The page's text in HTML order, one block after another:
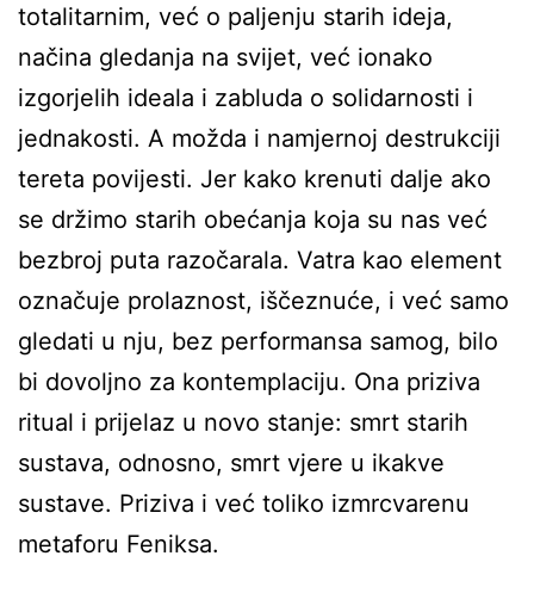
totalitarnim, već o paljenju starih ideja,
načina gledanja na svijet, već ionako
izgorjelih ideala i zabluda o solidarnosti i
jednakosti. A možda i namjernoj destrukciji
tereta povijesti. Jer kako krenuti dalje ako
se držimo starih obećanja koja su nas već
bezbroj puta razočarala. Vatra kao element
označuje prolaznost, iščeznuće, i već samo
gledati u nju, bez performansa samog, bilo
bi dovoljno za kontemplaciju. Ona priziva
ritual i prijelaz u novo stanje: smrt starih
sustava, odnosno, smrt vjere u ikakve
sustave. Priziva i već toliko izmrcvarenu
metaforu Feniksa.